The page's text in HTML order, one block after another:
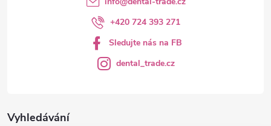
Vyhledávání
+420 724 393 271
Sledujte nás na FB
dental_trade.cz